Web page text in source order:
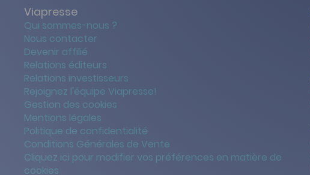
Viapresse
Qui sommes-nous ?
Nous contacter
Devenir affilié
Relations éditeurs
Relations investisseurs
Rejoignez l'équipe Viapresse!
Gestion des cookies
Mentions légales
Politique de confidentialité
Conditions Générales de Vente
Cliquez ici pour modifier vos préférences en matière de
cookies